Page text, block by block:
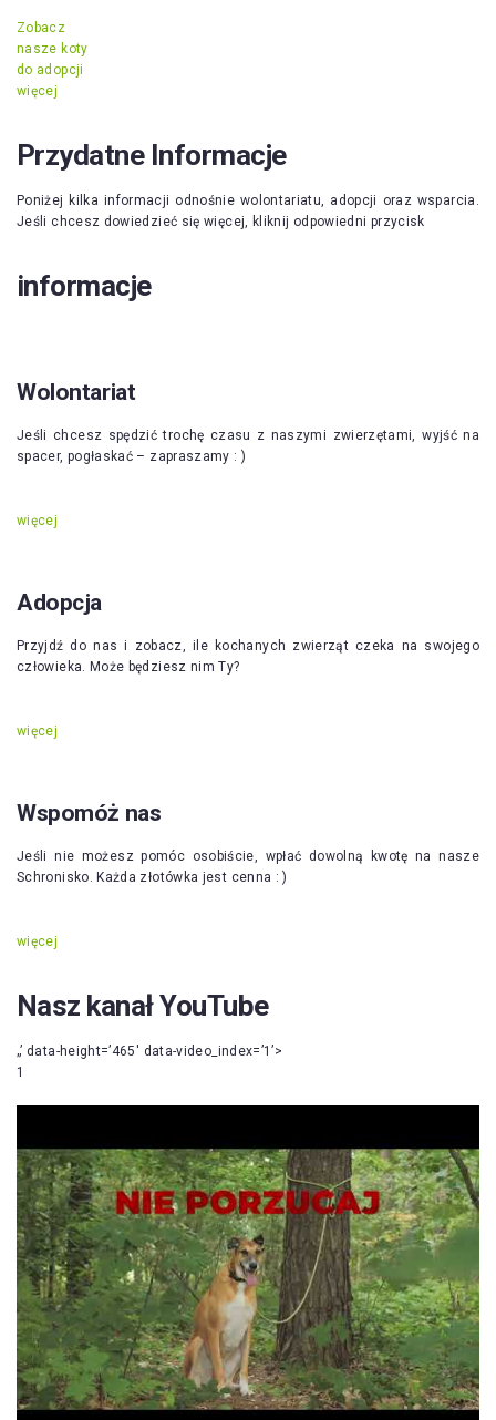
Zobacz
nasze koty
do adopcji
więcej
Przydatne Informacje
Poniżej kilka informacji odnośnie wolontariatu, adopcji oraz wsparcia.
Jeśli chcesz dowiedzieć się więcej, kliknij odpowiedni przycisk
informacje
Wolontariat
Jeśli chcesz spędzić trochę czasu z naszymi zwierzętami, wyjść na
spacer, pogłaskać – zapraszamy : )
więcej
Adopcja
Przyjdź do nas i zobacz, ile kochanych zwierząt czeka na swojego
człowieka. Może będziesz nim Ty?
więcej
Wspomóż nas
Jeśli nie możesz pomóc osobiście, wpłać dowolną kwotę na nasze
Schronisko. Każda złotówka jest cenna : )
więcej
Nasz kanał YouTube
„’ data-height=’465′ data-video_index=’1’>
1